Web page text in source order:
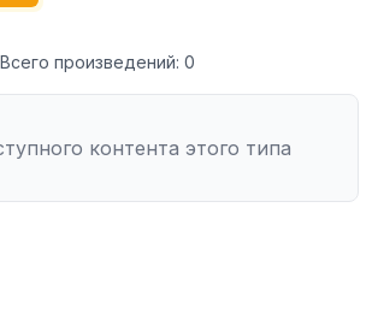
Всего произведений: 0
контента этого типа